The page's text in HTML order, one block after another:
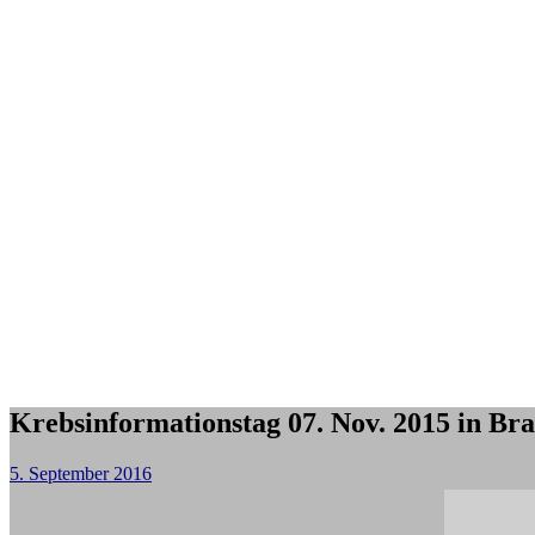
Krebsinformationstag 07. Nov. 2015 in
5. September 2016